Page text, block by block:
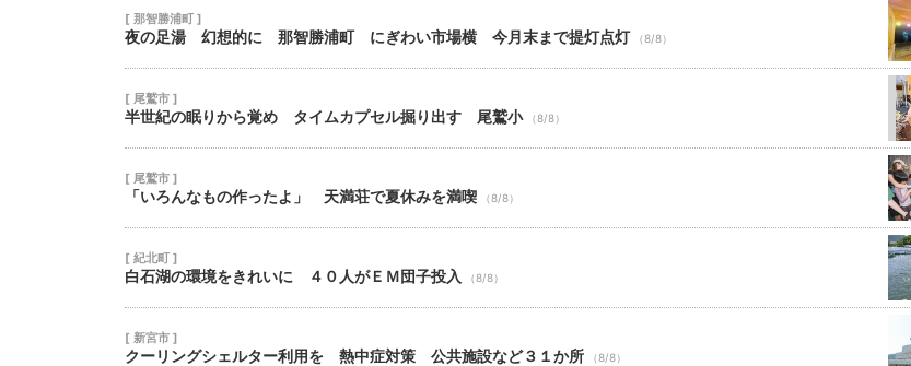
[ 那智勝浦町 ]
夜の足湯 幻想的に 那智勝浦町 にぎわい市場横 今月末まで提灯点灯 （8/8）
[ 尾鷲市 ]
半世紀の眠りから覚め タイムカプセル掘り出す 尾鷲小 （8/8）
[ 尾鷲市 ]
「いろんなもの作ったよ」 天満荘で夏休みを満喫 （8/8）
[ 紀北町 ]
白石湖の環境をきれいに ４０人がＥＭ団子投入 （8/8）
[ 新宮市 ]
クーリングシェルター利用を 熱中症対策 公共施設など３１か所 （8/8）